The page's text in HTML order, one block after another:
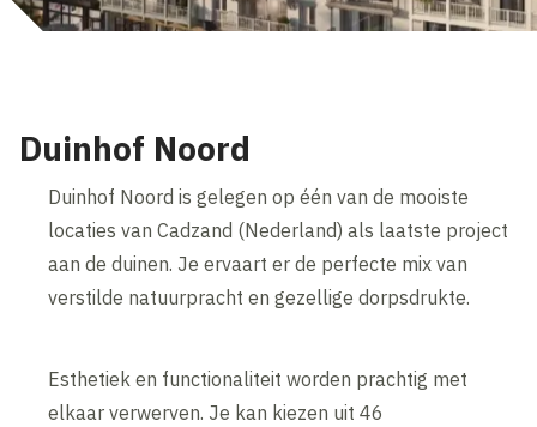
Duinhof Noord
Duinhof Noord is gelegen op één van de mooiste
locaties van Cadzand (Nederland) als laatste project
aan de duinen. Je ervaart er de perfecte mix van
verstilde natuurpracht en gezellige dorpsdrukte.
Esthetiek en functionaliteit worden prachtig met
elkaar verwerven. Je kan kiezen uit 46